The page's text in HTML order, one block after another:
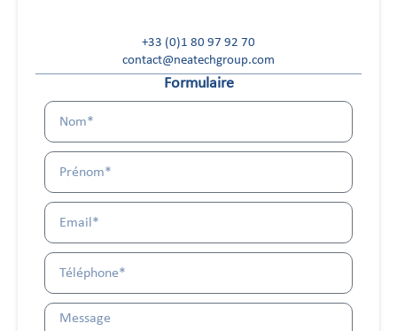
+33 (0)1 80 97 92 70
contact@neatechgroup.com
Formulaire